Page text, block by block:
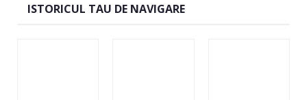
ISTORICUL TAU DE NAVIGARE